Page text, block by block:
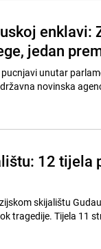
enklavi:
jedan
unutar
novinska
12 tijela
skijalištu
tragedije. Tijela 11